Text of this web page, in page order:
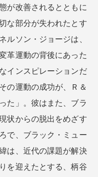
が改善されるとともに
な部分が失われたとす
ルソン・ジョージは、
革運動の背後にあった
インスピレーションだ
の運動の成功が、Ｒ＆
た」。彼はまた、ブラ
状からの脱出をめざす
で、ブラック・ミュー
は、近代の課題が解決
を迎えたとする、柄谷